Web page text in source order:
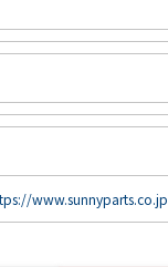
www.sunnyparts.co.jp